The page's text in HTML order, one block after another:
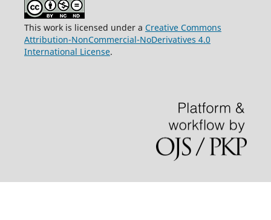
This work is licensed under a Creative Commons
Attribution-NonCommercial-NoDerivatives 4.0
International License.